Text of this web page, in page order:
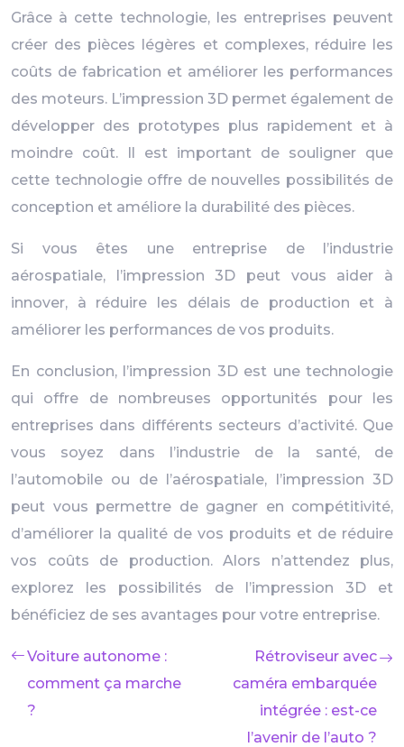
Grâce à cette technologie, les entreprises peuvent
créer des pièces légères et complexes, réduire les
coûts de fabrication et améliorer les performances
des moteurs. L’impression 3D permet également de
développer des prototypes plus rapidement et à
moindre coût. Il est important de souligner que
cette technologie offre de nouvelles possibilités de
conception et améliore la durabilité des pièces.
Si vous êtes une entreprise de l’industrie
aérospatiale, l’impression 3D peut vous aider à
innover, à réduire les délais de production et à
améliorer les performances de vos produits.
En conclusion, l’impression 3D est une technologie
qui offre de nombreuses opportunités pour les
entreprises dans différents secteurs d’activité. Que
vous soyez dans l’industrie de la santé, de
l’automobile ou de l’aérospatiale, l’impression 3D
peut vous permettre de gagner en compétitivité,
d’améliorer la qualité de vos produits et de réduire
vos coûts de production. Alors n’attendez plus,
explorez les possibilités de l’impression 3D et
bénéficiez de ses avantages pour votre entreprise.
Voiture autonome :
comment ça marche
?
Rétroviseur avec
caméra embarquée
intégrée : est-ce
l’avenir de l’auto ?